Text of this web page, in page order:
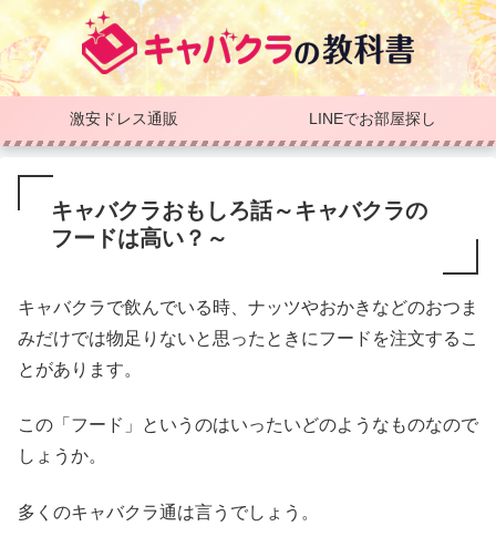
激安ドレス通販 LINEでお部屋探し
キャバクラおもしろ話～キャバクラの
フードは高い？～
キャバクラで飲んでいる時、ナッツやおかきなどのおつま
みだけでは物足りないと思ったときにフードを注文するこ
とがあります。
この「フード」というのはいったいどのようなものなので
しょうか。
多くのキャバクラ通は言うでしょう。